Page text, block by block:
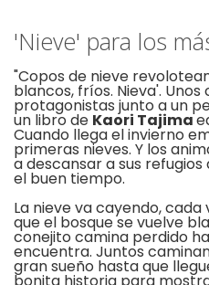
'Nieve' para los
"Copos de nieve
blancos, fríos. Nieva'. Unos
protagonistas junto a un
un libro de Kaori Tajima
Cuando llega el invierno
primeras nieves. Y los
a descansar a sus
el buen tiempo.
La nieve va cayendo,
que el bosque se vuelve
conejito camina perdido
encuentra. Juntos
gran sueño hasta que